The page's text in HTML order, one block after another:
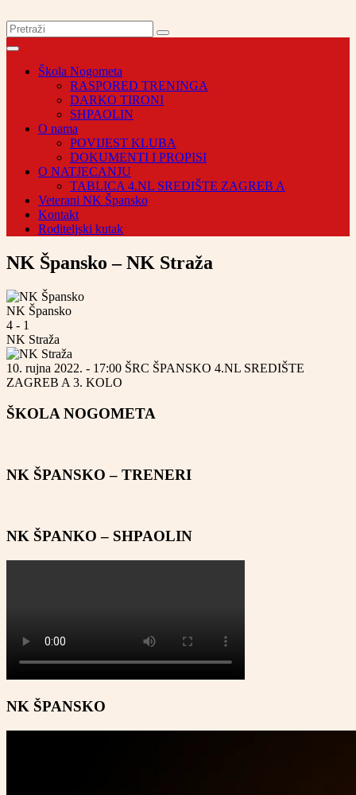
Škola Nogometa
RASPORED TRENINGA
DARKO TIRONI
SHPAOLIN
O nama
POVIJEST KLUBA
DOKUMENTI I PROPISI
O NATJECANJU
TABLICA 4.NL SREDIŠTE ZAGREB A
Veterani NK Špansko
Kontakt
Roditeljski kutak
NK Špansko – NK Straža
NK Špansko
4 - 1
NK Straža
10. rujna 2022. - 17:00 ŠRC ŠPANSKO 4.NL SREDIŠTE
ZAGREB A 3. KOLO
ŠKOLA NOGOMETA
NK ŠPANSKO – TRENERI
NK ŠPANKO – SHPAOLIN
NK ŠPANSKO